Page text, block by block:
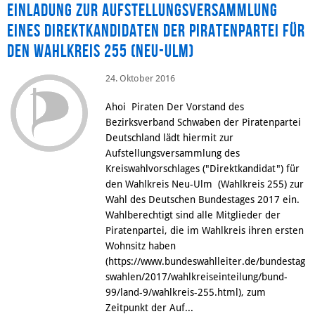
Einladung zur Aufstellungsversammlung
eines Direktkandidaten der Piratenpartei für
den Wahlkreis 255 (Neu-Ulm)
24. Oktober 2016
Ahoi Piraten Der Vorstand des
Bezirksverband Schwaben der Piratenpartei
Deutschland lädt hiermit zur
Aufstellungsversammlung des
Kreiswahlvorschlages ("Direktkandidat") für
den Wahlkreis Neu-Ulm (Wahlkreis 255) zur
Wahl des Deutschen Bundestages 2017 ein.
Wahlberechtigt sind alle Mitglieder der
Piratenpartei, die im Wahlkreis ihren ersten
Wohnsitz haben
(https://www.bundeswahlleiter.de/bundestag
swahlen/2017/wahlkreiseinteilung/bund-
99/land-9/wahlkreis-255.html), zum
Zeitpunkt der Auf...